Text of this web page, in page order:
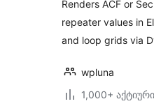
Renders ACF or
repeater values in
and loop grids via
wpluna
1,000+